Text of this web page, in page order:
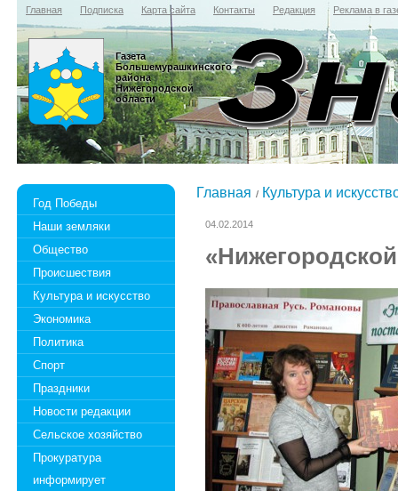
Главная Подписка Карта сайта Контакты Редакция Реклама в
Газета
Большемурашкинского
района
Нижегородской
области
Год Победы
Наши земляки
Общество
Происшествия
Культура и искусство
Экономика
Политика
Спорт
Праздники
Новости редакции
Сельское хозяйство
Прокуратура
информирует
Главная Культура и
04.02.2014